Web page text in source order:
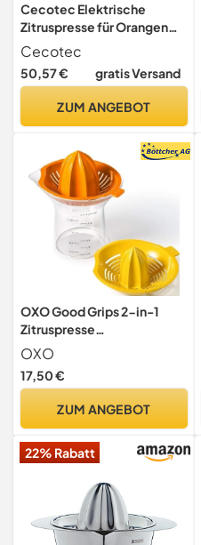
Cecotec Elektrische
Zitruspresse für Orangen
EssentialVita PowerFresh
1000 Inox. 1000W,
Rostfreier Filter,
Druckhebel, Tropfstopp-
Elegantes Design
Cecotec
50,57 € gratis Versand
ZUM ANGEBOT
OXO Good Grips 2-in-1
Zitruspresse
Orangenpresse
OXO
17,50 €
ZUM ANGEBOT
22% Rabatt